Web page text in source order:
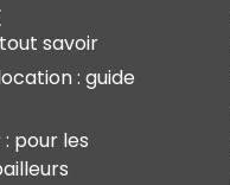
savoir
: guide
pour les